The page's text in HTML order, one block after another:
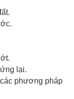
lại.
phương pháp